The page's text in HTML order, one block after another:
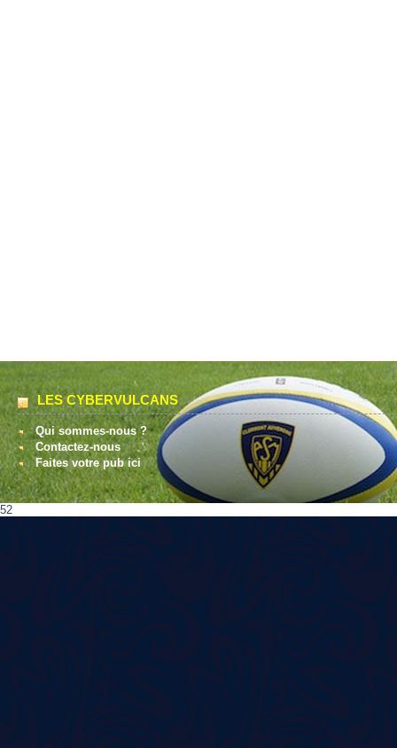
LES CYBERVULCANS
Qui sommes-nous ?
Contactez-nous
Faites votre pub ici
52